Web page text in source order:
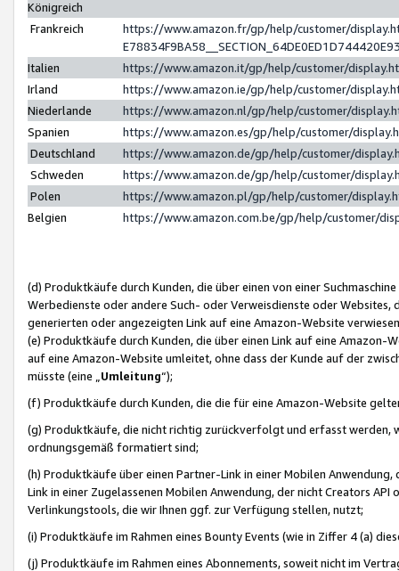
Königreich
Frankreich
https://www.amazon.fr/gp/help/customer/
Italien
https://www.amazon.it/gp/help/customer/
Irland
https://www.amazon.ie/gp/help/customer/
Niederlande
https://www.amazon.nl/gp/help/customer/
Spanien
https://www.amazon.es/gp/help/customer/
Deutschland
https://www.amazon.de/gp/help/customer/
Schweden
https://www.amazon.de/gp/help/customer/
Polen
https://www.amazon.pl/gp/help/customer/
Belgien
https://www.amazon.com.be/gp/help/customer/
(d) Produktkäufe durch Kunden, die über einen von einer
Werbedienste oder andere Such- oder Verweisdienste oder Websites,
generierten oder angezeigten Link auf eine Amazon-Website
(e) Produktkäufe durch Kunden, die über einen Link auf eine
auf eine Amazon-Website umleitet, ohne dass der Kunde auf der
müsste (eine „ Umleitung“);
(f) Produktkäufe durch Kunden, die die für eine Amazon-Website
(g) Produktkäufe, die nicht richtig zurückverfolgt und erfasst werden,
ordnungsgemäß formatiert sind;
(h) Produktkäufe über einen Partner-Link in einer Mobilen
Link in einer Zugelassenen Mobilen Anwendung, der nicht Creators
Verlinkungstools, die wir Ihnen ggf. zur Verfügung stellen, nutzt;
(i) Produktkäufe im Rahmen eines Bounty Events (wie in Ziffer 4 (a)
(j) Produktkäufe im Rahmen eines Abonnements, soweit nicht im